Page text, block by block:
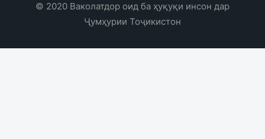
© 2020 Ваколатдор оид ба ҳуқуқи инсон дар
Ҷумҳурии Тоҷикистон